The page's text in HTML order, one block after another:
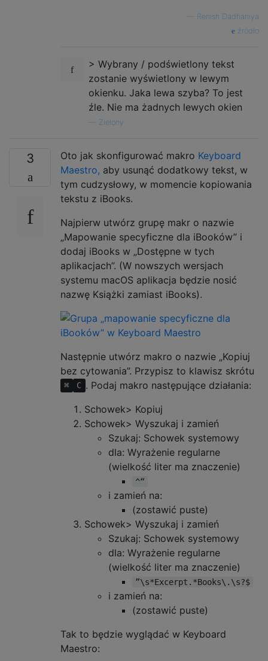
Renish Dadhaniya
źródło
> Wybrany / podświetlony tekst
zostanie wyświetlony w lewym
okienku. Jaka lewa szyba? To jest
źle. Nie ma żadnych lewych okien
Zielony
3 Oto jak skonfigurować makro Keyboard
Maestro, aby usunąć dodatkowy tekst, w
tym cudzysłowy, w momencie kopiowania
tekstu z iBooks.
Najpierw utwórz grupę makr o nazwie
„Mapowanie specyficzne dla iBooków” i
dodaj iBooks w „Dostępne w tych
aplikacjach”. (W nowszych wersjach
systemu macOS aplikacja będzie nosić
nazwę Książki zamiast iBooks).
Następnie utwórz makro o nazwie „Kopiuj
bez cytowania”. Przypisz to klawisz skrótu
⌘ C . Podaj makro następujące działania:
Schowek> Kopiuj
Schowek> Wyszukaj i zamień
Szukaj: Schowek systemowy
dla: Wyrażenie regularne
(wielkość liter ma znaczenie)
^“
i zamień na:
(zostawić puste)
Schowek> Wyszukaj i zamień
Szukaj: Schowek systemowy
dla: Wyrażenie regularne
(wielkość liter ma znaczenie)
”\s*Excerpt.*Books\.\s?$
i zamień na:
(zostawić puste)
Tak to będzie wyglądać w Keyboard
Maestro: